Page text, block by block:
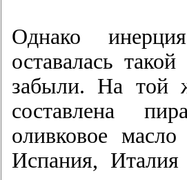
Однако
оставалась
забыли. На той
составлена
оливковое
Испания,